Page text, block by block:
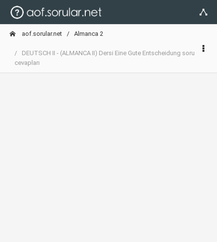
aof.sorular.net Almanca 2
DEUTSCH II - (ALMANCA II) Dersi Eine Gute Entscheidung soru
cevapları